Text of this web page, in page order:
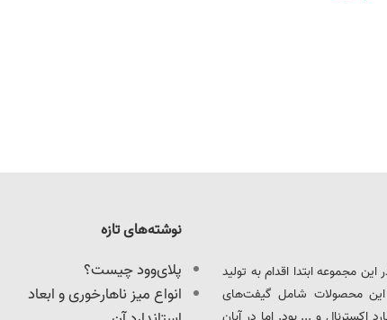
نوشته‌های تازه
پلای‌وود چیست؟
انواع میز ناهارخوری و ابعاد
آغاز کرد. ما در این مجموعه ابتدا اقدام به تولید
این محصولات شامل گیفت‌های